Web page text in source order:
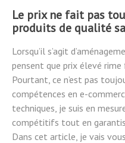
Le prix ne fait pas
produits de qualité
Lorsqu’il s’agit
pensent que prix élevé
Pourtant, ce n’est pas
compétences en e-
techniques, je suis en
compétitifs tout en
Dans cet article, je vais